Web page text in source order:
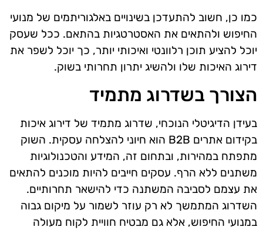
כמו כן, חשוב להתעדכן בשינויים באלגוריתמים של מנועי
החיפוש ולהתאים את האסטרטגיות בהתאם. ככל שעסק
יוכל להציע תוכן רלוונטי ואיכותי יותר, כך יוכל לשפר את
דירוג האיכות שלו ולהשיג יתרון תחרותי בשוק.
הצורך בשדרוג מתמיד
בעידן הדיגיטלי הנוכחי, שדרוג מתמיד של דירוג איכות
בקידום אתרים B2B הוא חיוני להצלחה עסקית. השוק
מתפתח במהירות, ובתחום זה, המידע והטכנולוגיות
משתנים ללא הרף. עסקים חייבים להיות מוכנים להתאים
את עצמם לסביבה המשתנה כדי להישאר תחרותיים.
השדרוג המתמשך לא רק עוזר לשמור על מיקום גבוה
במנועי החיפוש, אלא גם מבטיח חוויית לקוח מעולה